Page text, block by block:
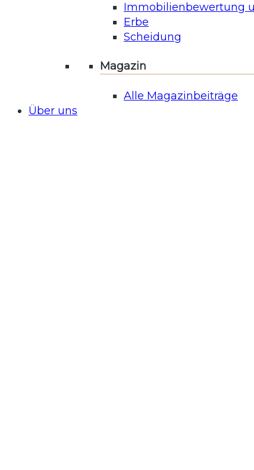
Immobilienbewertung
Erbe
Scheidung
Magazin
Alle Magazinbeiträge
Über uns